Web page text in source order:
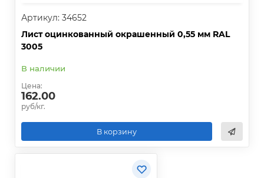
Артикул: 34652
Лист оцинкованный окрашенный 0,55 мм RAL
3005
В наличии
Цена:
162.00
руб/кг.
В корзину